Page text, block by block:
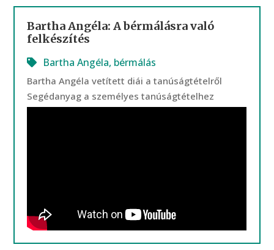
Bartha Angéla: A bérmálásra való
felkészítés
Bartha Angéla, bérmálás
Bartha Angéla vetített diái a tanúságtételről
Segédanyag a személyes tanúságtételhez